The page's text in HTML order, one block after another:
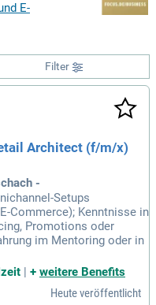
E-
Filter
Architect (f/m/x)
-
Setups
Commerce); Kenntnisse in
Promotions oder
im Mentoring oder in
+ weitere Benefits
Heute veröffentlicht